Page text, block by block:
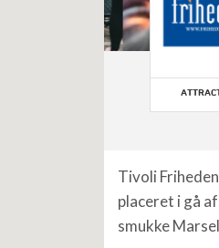
Tivoli
placeret i gå
smukke